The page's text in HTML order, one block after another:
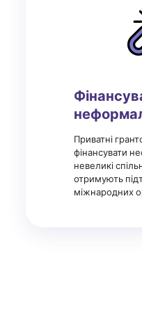
Приватні
фінансувати
невеликі
отримують
міжнародних